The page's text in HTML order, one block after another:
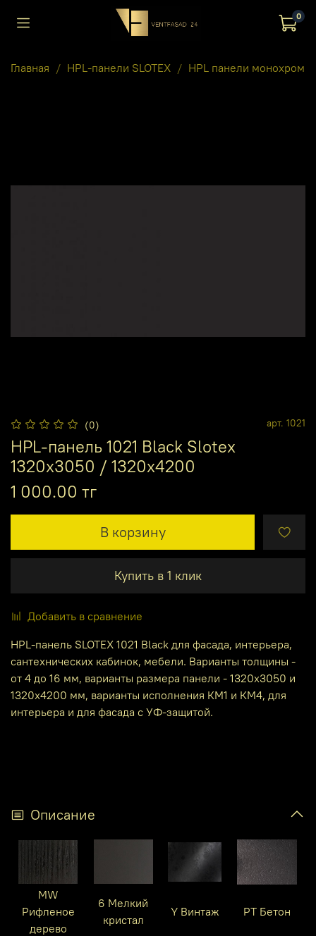
0
Главная HPL-панели SLOTEX HPL панели монохром
(0) арт. 1021
HPL-панель 1021 Black Slotex
1320х3050 / 1320х4200
1 000.00 тг
В корзину
Купить в 1 клик
Добавить в сравнение
HPL-панель SLOTEX 1021 Black для фасада, интерьера,
сантехнических кабинок, мебели. Варианты толщины -
от 4 до 16 мм, варианты размера панели - 1320х3050 и
1320х4200 мм, варианты исполнения КМ1 и КМ4, для
интерьера и для фасада с УФ-защитой.
Описание
MW
Рифленое
дерево
6 Мелкий
кристал
Y Винтаж PT Бетон